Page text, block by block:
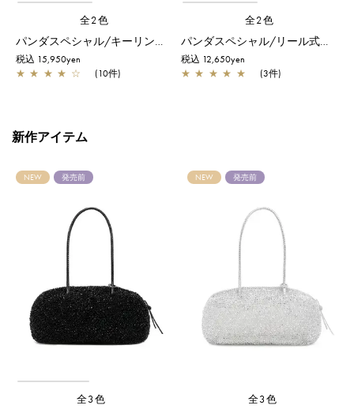
全2色
パンダスペシャル/キーリング付きフラグメントケース/シルバー
税込 15,950yen
★ ★ ★ ★ ☆ (10件)
全2色
パンダスペシャル/リール式パスケース/シルバー
税込 12,650yen
★ ★ ★ ★ ★ (3件)
新作アイテム
NEW 発売前
全3色
NEW 発売前
全3色